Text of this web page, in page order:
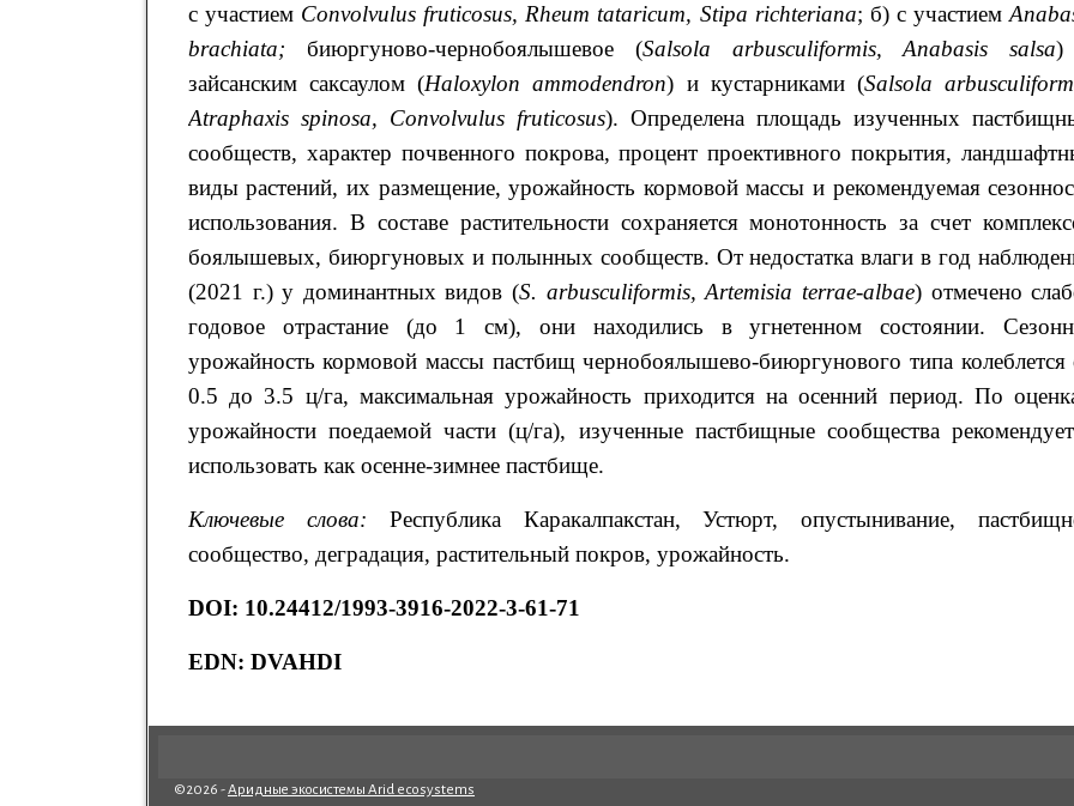
с участием Convolvulus fruticosus,Rheum tataricum, Stipa richteriana; б) с участием
brachiata; биюргуново-чернобоялышевое (Salsola arbusculiformis,Anabasis salsa)
зайсанским саксаулом (Haloxylon ammodendron) и кустарниками (Salsola
Atraphaxis spinosa, Convolvulus fruticosus). Определена площадь изученных
сообществ, характер почвенного покрова, процент проективного покрытия,
виды растений, их размещение, урожайность кормовой массы и рекомендуемая
использования. В составе растительности сохраняется монотонность за счет
боялышевых, биюргуновых и полынных сообществ. От недостатка влаги в год
(2021 г.) у доминантных видов (S. arbusculiformis, Artemisia terrae-albae) отмечено
годовое отрастание (до 1 см), они находились в угнетенном состоянии.
урожайность кормовой массы пастбищ чернобоялышево-биюргунового типа колеблется
0.5 до 3.5 ц/га, максимальная урожайность приходится на осенний период. По
урожайности поедаемой части (ц/га), изученные пастбищные сообщества
использовать как осенне-зимнее пастбище.
Ключевые слова: Республика Каракалпакстан, Устюрт, опустынивание,
сообщество, деградация, растительный покров, урожайность.
DOI: 10.24412/1993-3916-2022-3-61-71
EDN: DVAHDI
©2026 -Аридные экосистемы Arid ecosystems